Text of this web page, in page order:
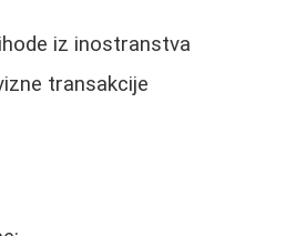
iz inostranstva
transakcije